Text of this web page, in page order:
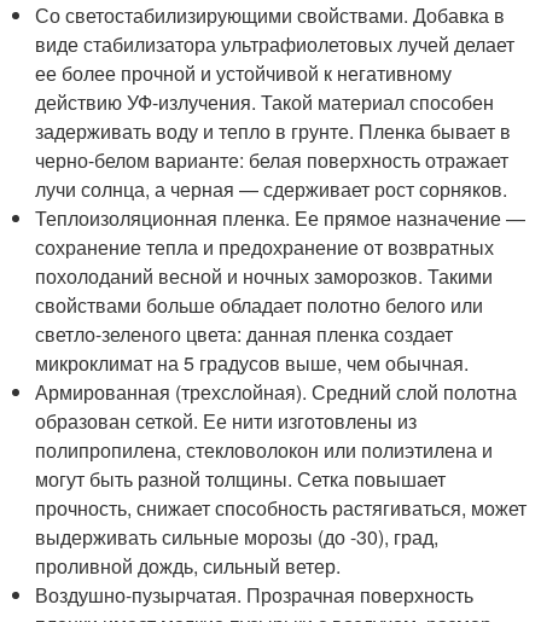
Со светостабилизирующими свойствами. Добавка в
виде стабилизатора ультрафиолетовых лучей делает
ее более прочной и устойчивой к негативному
действию УФ-излучения. Такой материал способен
задерживать воду и тепло в грунте. Пленка бывает в
черно-белом варианте: белая поверхность отражает
лучи солнца, а черная — сдерживает рост сорняков.
Теплоизоляционная пленка. Ее прямое назначение —
сохранение тепла и предохранение от возвратных
похолоданий весной и ночных заморозков. Такими
свойствами больше обладает полотно белого или
светло-зеленого цвета: данная пленка создает
микроклимат на 5 градусов выше, чем обычная.
Армированная (трехслойная). Средний слой полотна
образован сеткой. Ее нити изготовлены из
полипропилена, стекловолокон или полиэтилена и
могут быть разной толщины. Сетка повышает
прочность, снижает способность растягиваться, может
выдерживать сильные морозы (до -30), град,
проливной дождь, сильный ветер.
Воздушно-пузырчатая. Прозрачная поверхность